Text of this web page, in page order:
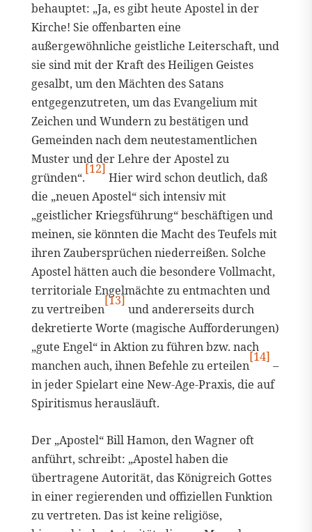
behauptet: „Ja, es gibt heute Apostel in der
Kirche! Sie offenbarten eine
außergewöhnliche geistliche Leiterschaft, und
sie sind mit der Kraft des Heiligen Geistes
gesalbt, um den Mächten des Satans
entgegenzutreten, um das Evangelium mit
Zeichen und Wundern zu bestätigen und
Gemeinden nach dem neutestamentlichen
Muster und der Lehre der Apostel zu
gründen“.
[12]
Hier wird schon deutlich, daß
die „neuen Apostel“ sich intensiv mit
„geistlicher Kriegsführung“ beschäftigen und
meinen, sie könnten die Macht des Teufels mit
ihren Zaubersprüchen niederreißen. Solche
Apostel hätten auch die besondere Vollmacht,
territoriale Engelmächte zu entmachten und
zu vertreiben
[13]
und andererseits durch
dekretierte Worte (magische Aufforderungen)
„gute Engel“ in Aktion zu führen bzw. nach
manchen auch, ihnen Befehle zu erteilen
[14]
–
in jeder Spielart eine New-Age-Praxis, die auf
Spiritismus herausläuft.
Der „Apostel“ Bill Hamon, den Wagner oft
anführt, schreibt: „Apostel haben die
übertragene Autorität, das Königreich Gottes
in einer regierenden und offiziellen Funktion
zu vertreten. Das ist keine religiöse,